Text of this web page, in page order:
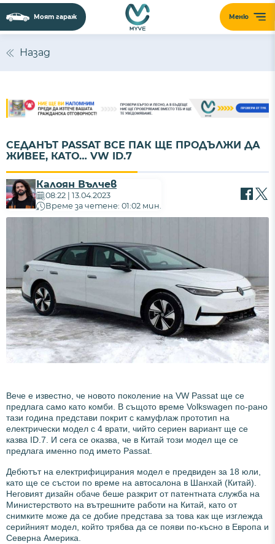
Меню
Моят гараж
Назад
СЕДАНЪТ PASSAT ВСЕ ПАК ЩЕ ПРОДЪЛЖИ ДА
ЖИВЕЕ, КАТО… VW ID.7
Калоян Вълчев
08:22 | 13.04.2023
Време за четене: 01:02 мин.
Вече е известно, че новото поколение на VW Passat ще се
предлага само като комби. В същото време Volkswagen по-рано
тази година представи покрит с камуфлаж прототип на
електрически модел с 4 врати, чийто сериен вариант ще се
казва ID.7. И сега се оказва, че в Китай този модел ще се
предлага именно под името Passat.
Дебютът на електрифицирания модел е предвиден за 18 юли,
като ще се състои по време на автосалона в Шанхай (Китай).
Неговият дизайн обаче беше разкрит от патентната служба на
Министерството на вътрешните работи на Китай, като от
снимките може да се добие представа за това как ще изглежда
серийният модел, който трябва да се появи по-късно в Европа и
Северна Америка.